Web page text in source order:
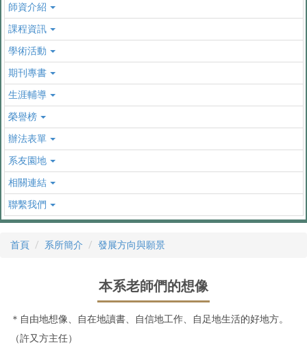
師資介紹
課程資訊
學術活動
期刊專書
生涯輔導
榮譽榜
辦法表單
系友園地
相關連結
聯繫我們
首頁 系所簡介 發展方向與願景
本系老師們的想像
＊自由地想像、自在地讀書、自信地工作、自足地生活的好地方。
（許又方主任）